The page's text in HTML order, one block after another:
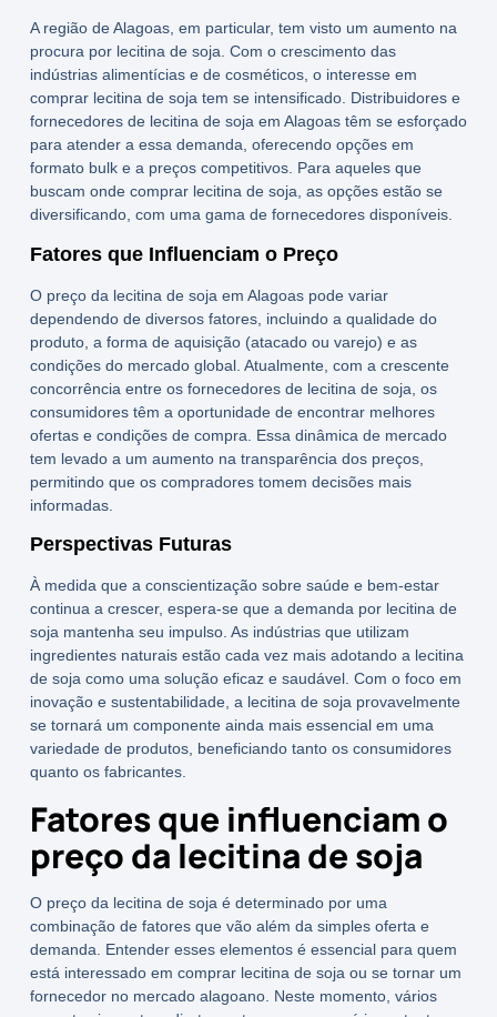
A região de Alagoas, em particular, tem visto um aumento na
procura por lecitina de soja. Com o crescimento das
indústrias alimentícias e de cosméticos, o interesse em
comprar lecitina de sojatem se intensificado. Distribuidores e
fornecedores de lecitina de sojaem Alagoas têm se esforçado
para atender a essa demanda, oferecendo opções em
formato bulke a preços competitivos. Para aqueles que
buscam onde comprar lecitina de soja, as opções estão se
diversificando, com uma gama de fornecedores disponíveis.
Fatores que Influenciam o Preço
O preço da lecitina de soja em Alagoaspode variar
dependendo de diversos fatores, incluindo a qualidade do
produto, a forma de aquisição (atacado ou varejo) e as
condições do mercado global. Atualmente, com a crescente
concorrência entre os fornecedores de lecitina de soja , os
consumidores têm a oportunidade de encontrar melhores
ofertas e condições de compra. Essa dinâmica de mercado
tem levado a um aumento na transparência dos preços,
permitindo que os compradores tomem decisões mais
informadas.
Perspectivas Futuras
À medida que a conscientização sobre saúde e bem-estar
continua a crescer, espera-se que a demanda por lecitina de
sojamantenha seu impulso. As indústrias que utilizam
ingredientes naturais estão cada vez mais adotando a lecitina
de sojacomo uma solução eficaz e saudável. Com o foco em
inovação e sustentabilidade, a lecitina de soja provavelmente
se tornará um componente ainda mais essencial em uma
variedade de produtos, beneficiando tanto os consumidores
quanto os fabricantes.
Fatores que influenciam o
preço da lecitina de soja
O preço da lecitina de soja é determinado por uma
combinação de fatores que vão além da simples oferta e
demanda. Entender esses elementos é essencial para quem
está interessado em comprar lecitina de soja ou se tornar um
fornecedor no mercado alagoano. Neste momento, vários